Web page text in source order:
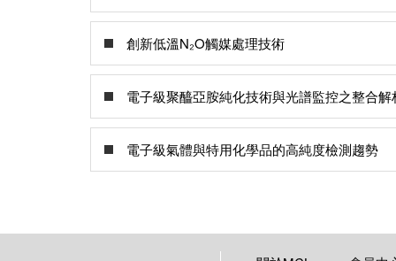
創新低溫N₂O觸媒處理技術
電子級聚醯亞胺純化技術與光譜監控之整合解
電子級氣體與特用化學品的高純度檢測趨勢